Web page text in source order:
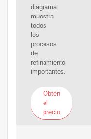
diagrama
muestra
todos
los
procesos
de
refinamiento
importantes.
Obtén
el
precio